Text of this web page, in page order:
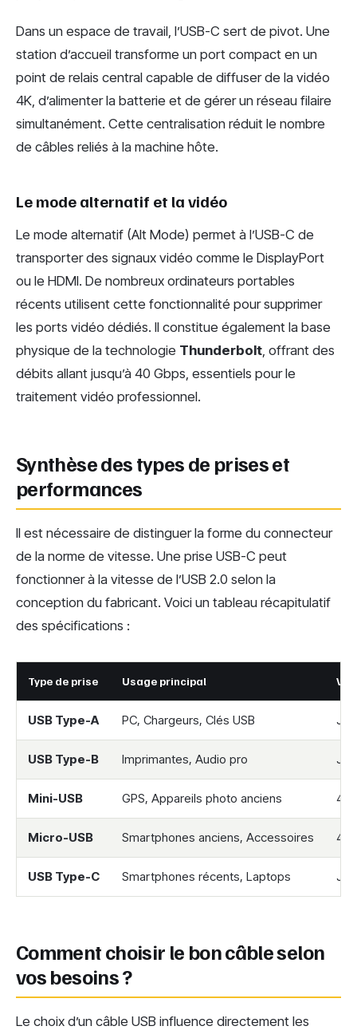
Dans un espace de travail, l’USB-C sert de pivot. Une
station d’accueil transforme un port compact en un
point de relais central capable de diffuser de la vidéo
4K, d’alimenter la batterie et de gérer un réseau filaire
simultanément. Cette centralisation réduit le nombre
de câbles reliés à la machine hôte.
Le mode alternatif et la vidéo
Le mode alternatif (Alt Mode) permet à l’USB-C de
transporter des signaux vidéo comme le DisplayPort
ou le HDMI. De nombreux ordinateurs portables
récents utilisent cette fonctionnalité pour supprimer
les ports vidéo dédiés. Il constitue également la base
physique de la technologie Thunderbolt, offrant des
débits allant jusqu’à 40 Gbps, essentiels pour le
traitement vidéo professionnel.
Synthèse des types de prises et
performances
Il est nécessaire de distinguer la forme du connecteur
de la norme de vitesse. Une prise USB-C peut
fonctionner à la vitesse de l’USB 2.0 selon la
conception du fabricant. Voici un tableau récapitulatif
des spécifications :
Type de prise Usage principal
USB Type-A PC, Chargeurs, Clés USB
USB Type-B Imprimantes, Audio pro
Mini-USB GPS, Appareils photo anciens
Micro-USB Smartphones anciens, Accessoires
USB Type-C Smartphones récents, Laptops
Comment choisir le bon câble selon
vos besoins ?
Le choix d’un câble USB influence directement les